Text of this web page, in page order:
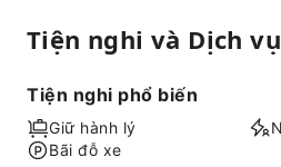
Tiện nghi và Dịch vụ
Tiện nghi phổ biến
Giữ hành lý
Bãi đỗ xe